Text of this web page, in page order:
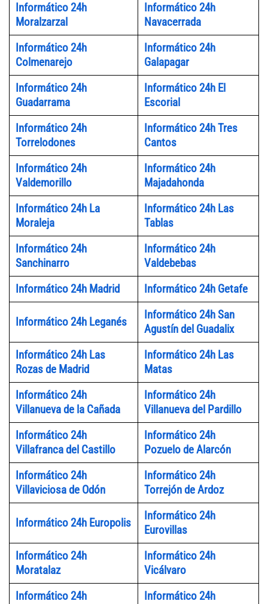
Informático 24h
Moralzarzal
Informático 24h
Navacerrada
Informático 24h
Colmenarejo
Informático 24h
Galapagar
Informático 24h
Guadarrama
Informático 24h El
Escorial
Informático 24h
Torrelodones
Informático 24h Tres
Cantos
Informático 24h
Valdemorillo
Informático 24h
Majadahonda
Informático 24h La
Moraleja
Informático 24h Las
Tablas
Informático 24h
Sanchinarro
Informático 24h
Valdebebas
Informático 24h Madrid
Informático 24h Getafe
Informático 24h Leganés
Informático 24h San
Agustín del Guadalix
Informático 24h Las
Rozas de Madrid
Informático 24h Las
Matas
Informático 24h
Villanueva de la Cañada
Informático 24h
Villanueva del Pardillo
Informático 24h
Villafranca del Castillo
Informático 24h
Pozuelo de Alarcón
Informático 24h
Villaviciosa de Odón
Informático 24h
Torrejón de Ardoz
Informático 24h Europolis
Informático 24h
Eurovillas
Informático 24h
Moratalaz
Informático 24h
Vicálvaro
Informático 24h
Informático 24h